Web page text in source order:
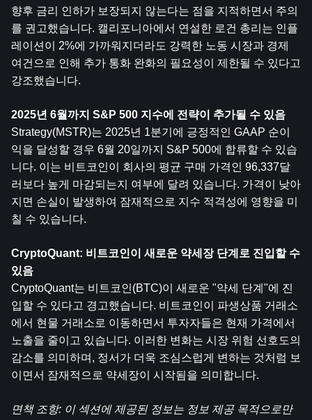
향후 금리 인하가 보장되지 않는다는 점을 지적하면서 주의
를 권고했습니다. 캘리포니아에서 연설한 로건 총리는 인플
레이션이 2%에 가까워지더라도 강력한 노동 시장과 경제
여건으로 인해 추가 통화 완화의 필요성이 제한될 수 있다고
강조했습니다.
2025년 6월까지 S&P 500 지수에 전략이 추가될 수 있음
Strategy(MSTR)는 2025년 1분기에 긍정적인 GAAP 순이
익을 달성할 경우 6월 20일까지 S&P 500에 합류할 수 있습
니다. 이는 비트코인이 회사의 평균 구매 가격인 96,337달
러보다 높게 마감되는지 여부에 달려 있습니다. 가격이 낮아
지면 손실이 발생하여 잠재적으로 지수 적격성에 영향을 미
칠 수 있습니다.
CryptoQuant: 비트코인이 새로운 약세장 단계로 진입할 수
있음
CryptoQuant는 비트코인(BTC)이 새로운 "약세 단계"에 진
입할 수 있다고 경고했습니다. 비트코인이 파생상품 거래소
에서 현물 거래소로 이동하면서 투자자들은 현재 가격에서
노출을 줄이고 있습니다. 이러한 변화는 시장 위험 선호도의
감소를 의미하며, 정서가 더욱 조심스럽게 변하는 것처럼 보
이면서 잠재적으로 약세장이 시작됨을 의미합니다.
면책 조항: 이 섹션에 제공된 정보는 정보 제공 목적으로만